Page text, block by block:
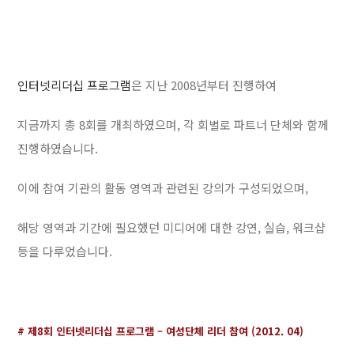
인터넷리더십 프로그램은 지난 2008년부터 진행하여
지금까지 총 8회를 개최하였으며, 각 회별로 파트너 단체와 함께
진행하였습니다.
이에 참여 기관의 활동 영역과 관련된 강의가 구성되었으며,
해당 영역과 기간에 필요했던 미디어에 대한 강연, 실습, 워크샵
등을 다루었습니다.
# 제8회 인터넷리더십 프로그램 – 여성단체 리더 참여 (2012. 04)